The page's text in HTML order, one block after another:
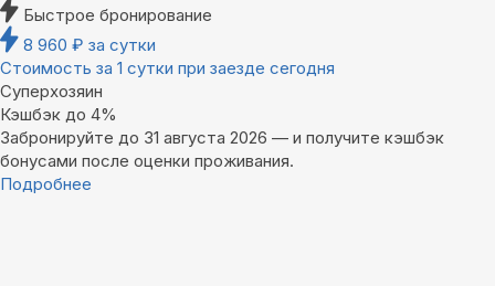
Быстрое бронирование
8 960 ₽ за сутки
Стоимость за 1 сутки при заезде сегодня
Суперхозяин
Кэшбэк до 4%
Забронируйте до 31 августа 2026 — и получите кэшбэк
бонусами после оценки проживания.
Подробнее